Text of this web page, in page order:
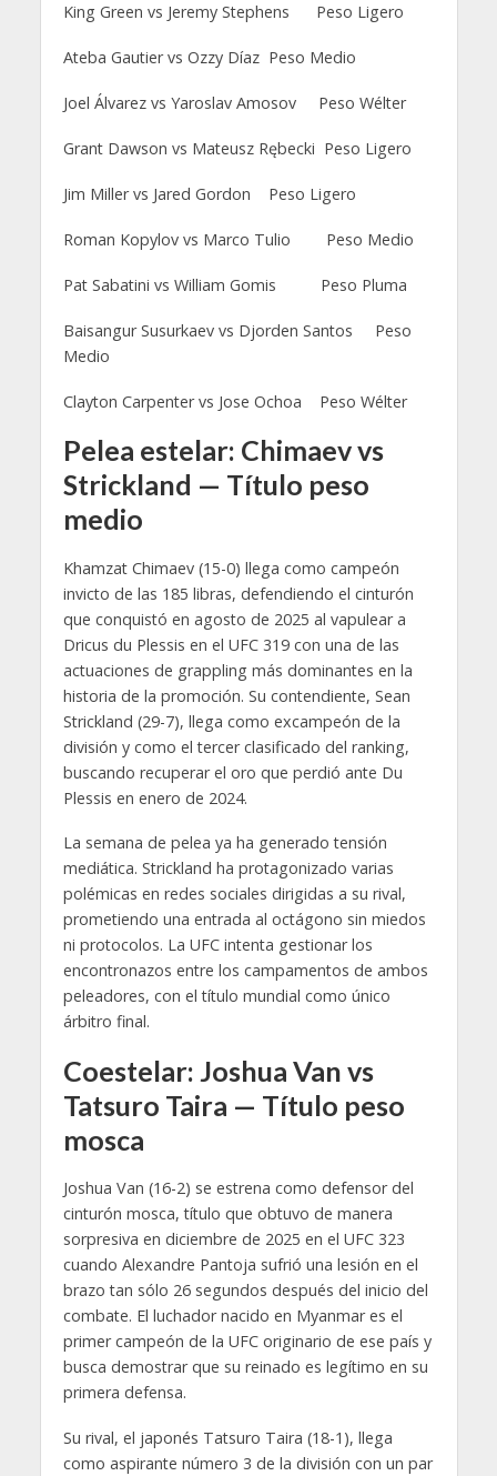
King Green vs Jeremy Stephens Peso Ligero
Ateba Gautier vs Ozzy Díaz Peso Medio
Joel Álvarez vs Yaroslav Amosov Peso Wélter
Grant Dawson vs Mateusz Rębecki Peso Ligero
Jim Miller vs Jared Gordon Peso Ligero
Roman Kopylov vs Marco Tulio Peso Medio
Pat Sabatini vs William Gomis Peso Pluma
Baisangur Susurkaev vs Djorden Santos Peso
Medio
Clayton Carpenter vs Jose Ochoa Peso Wélter
Pelea estelar: Chimaev vs
Strickland — Título peso
medio
Khamzat Chimaev (15-0) llega como campeón
invicto de las 185 libras, defendiendo el cinturón
que conquistó en agosto de 2025 al vapulear a
Dricus du Plessis en el UFC 319 con una de las
actuaciones de grappling más dominantes en la
historia de la promoción. Su contendiente, Sean
Strickland (29-7), llega como excampeón de la
división y como el tercer clasificado del ranking,
buscando recuperar el oro que perdió ante Du
Plessis en enero de 2024.
La semana de pelea ya ha generado tensión
mediática. Strickland ha protagonizado varias
polémicas en redes sociales dirigidas a su rival,
prometiendo una entrada al octágono sin miedos
ni protocolos. La UFC intenta gestionar los
encontronazos entre los campamentos de ambos
peleadores, con el título mundial como único
árbitro final.
Coestelar: Joshua Van vs
Tatsuro Taira — Título peso
mosca
Joshua Van (16-2) se estrena como defensor del
cinturón mosca, título que obtuvo de manera
sorpresiva en diciembre de 2025 en el UFC 323
cuando Alexandre Pantoja sufrió una lesión en el
brazo tan sólo 26 segundos después del inicio del
combate. El luchador nacido en Myanmar es el
primer campeón de la UFC originario de ese país y
busca demostrar que su reinado es legítimo en su
primera defensa.
Su rival, el japonés Tatsuro Taira (18-1), llega
como aspirante número 3 de la división con un par